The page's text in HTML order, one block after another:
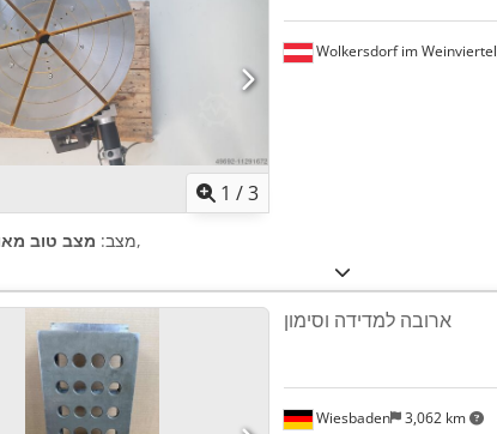
1 /3
Wolkersdorf im Weinviertel
מצב: מצב טוב ,
Wiesbaden 3,062 km
ארובה למדידה וסימון